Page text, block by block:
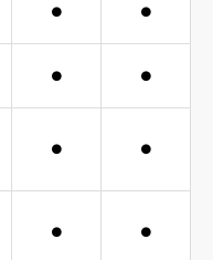
● ●
● ●
● ●
● ●